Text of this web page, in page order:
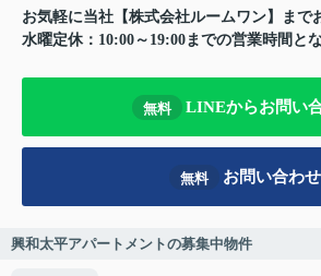
お気軽に当社【株式会社ルームワン】まで
水曜定休：10:00～19:00までの営業時間と
無料 LINEからお問い
無料 お問い合わせ
興和太平アパートメントの募集中物件